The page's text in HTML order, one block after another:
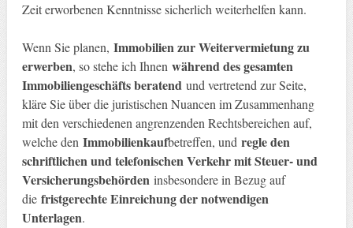
Zeit erworbenen Kenntnisse sicherlich weiterhelfen kann.
Wenn Sie planen, Immobilien zur Weitervermietung zu
erwerben, so stehe ich Ihnen während des gesamten
Immobiliengeschäfts beratendund vertretend zur Seite,
kläre Sie über die juristischen Nuancen im Zusammenhang
mit den verschiedenen angrenzenden Rechtsbereichen auf,
welche den Immobilienkaufbetreffen, undregle den
schriftlichen und telefonischen Verkehr mit Steuer- und
Versicherungsbehördeninsbesondere in Bezug auf
die fristgerechte Einreichung der notwendigen
Unterlagen.